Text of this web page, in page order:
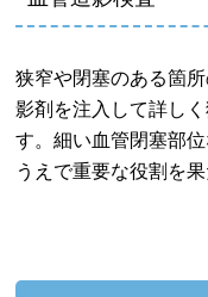
狭窄や閉塞のある箇
影剤を注入して詳し
す。細い血管閉塞部
うえで重要な役割を果